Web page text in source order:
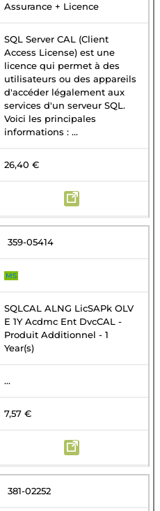
Assurance + Licence
SQL Server CAL (Client
Access License) est une
licence qui permet à des
utilisateurs ou des appareils
d'accéder légalement aux
services d'un serveur SQL.
Voici les principales
informations : ...
26,40 €
359-05414
MS
SQLCAL ALNG LicSAPk OLV
E 1Y Acdmc Ent DvcCAL -
Produit Additionnel - 1
Year(s)
...
7,57 €
381-02252